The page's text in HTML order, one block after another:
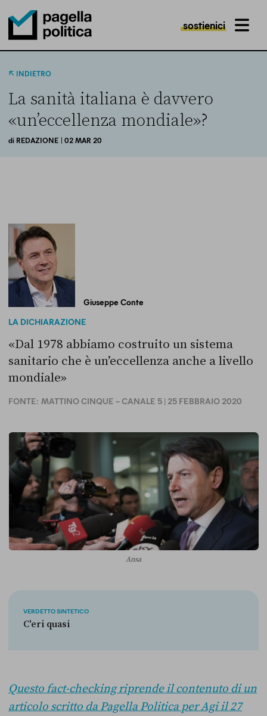
Pagella Politica Logo
sostienici MENU
INDIETRO
La sanità italiana è davvero
«un’eccellenza mondiale»?
di REDAZIONE | 02 MAR 20
Giuseppe Conte
LA DICHIARAZIONE
«Dal 1978 abbiamo costruito un sistema
sanitario che è un’eccellenza anche a livello
mondiale»
FONTE: MATTINO CINQUE – CANALE 5 | 25 FEBBRAIO 2020
Ansa
VERDETTO SINTETICO
C'eri quasi
Questo fact-checking riprende il contenuto di un
articolo scritto da Pagella Politica per Agi il 27